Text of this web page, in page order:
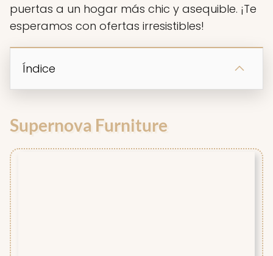
puertas a un hogar más chic y asequible. ¡Te
esperamos con ofertas irresistibles!
Índice
Supernova Furniture